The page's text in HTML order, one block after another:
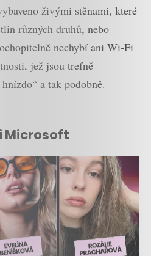
živými stěnami, které
různých druhů, nebo
nechybí ani Wi-Fi
jež jsou trefně
a tak podobně.
Microsoft